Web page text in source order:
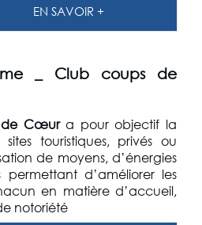
EN SAVOIR +
_ Club coups de
de Cœura pour objectif la
touristiques, privés ou
de moyens, d’énergies
d’améliorer les
en matière d’accueil,
notoriété